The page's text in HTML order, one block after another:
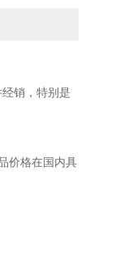
销，特别是
价格在国内具